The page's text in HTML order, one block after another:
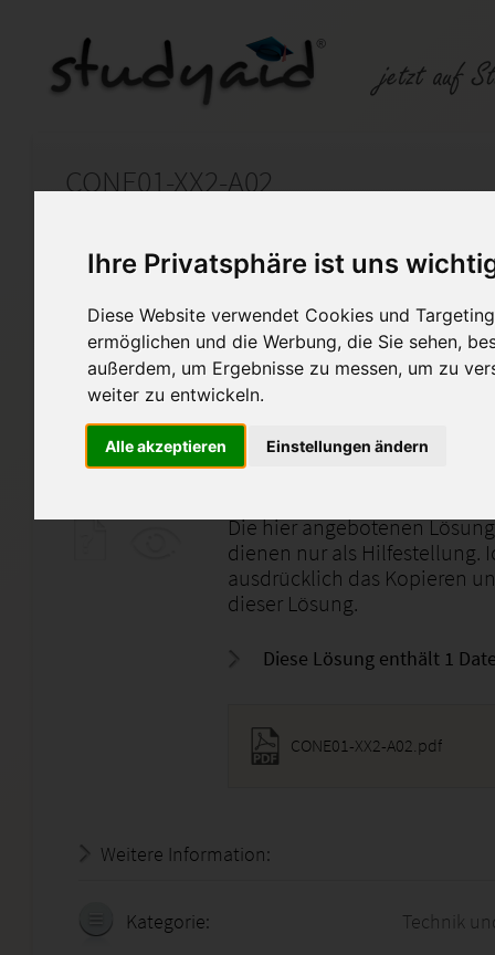
Ihre Privatsphäre ist uns
Diese Website verwendet Cookies und
ermöglichen und die Werbung, die Sie sehen,
außerdem, um Ergebnisse zu messen, um zu
weiter zu entwickeln.
Alle akzeptieren Einstellungen ändern
CONE01-XX2-A02
Auf StudyAid.de verkaufen
Startseite Technik und Informatik
CONE01-XX2-A02
Lösung der Aufgaben
mit Note 1 Bewertet 100/100
Die hier angebotenen
dienen nur als Hilfestellung.
ausdrücklich das Kopieren
dieser Lösung.
Diese Lösung enthält 1
CONE01-XX2-A02.pdf
Weitere Information:
Kategorie: Technik